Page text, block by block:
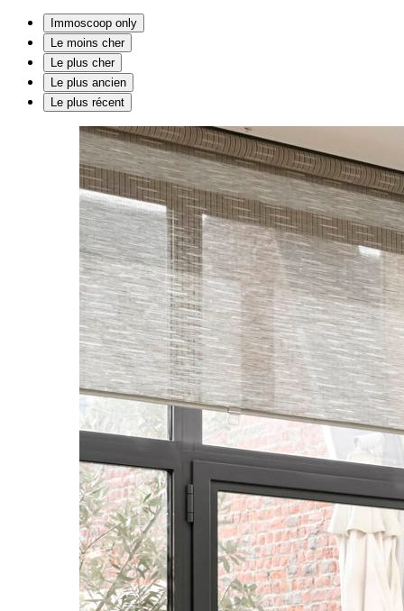
Immoscoop only
Le moins cher
Le plus cher
Le plus ancien
Le plus récent